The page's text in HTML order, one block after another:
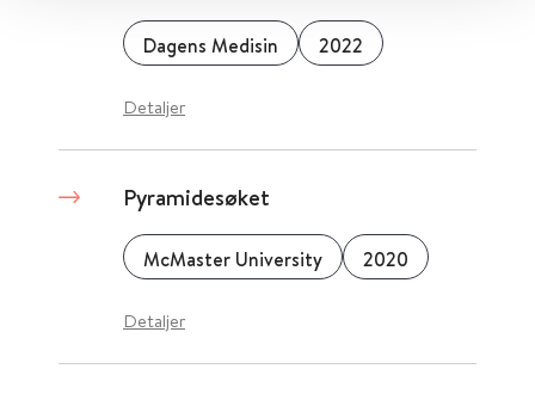
Dagens Medisin 2022
Detaljer
Pyramidesøket
McMaster University 2020
Detaljer